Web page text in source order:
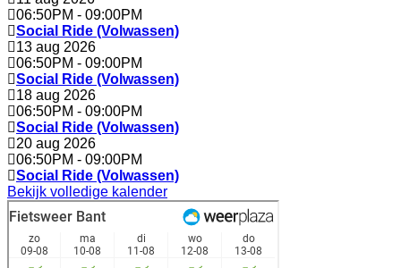
06:50PM - 09:00PM
Social Ride (Volwassen)
13 aug 2026
06:50PM - 09:00PM
Social Ride (Volwassen)
18 aug 2026
06:50PM - 09:00PM
Social Ride (Volwassen)
20 aug 2026
06:50PM - 09:00PM
Social Ride (Volwassen)
Bekijk volledige kalender